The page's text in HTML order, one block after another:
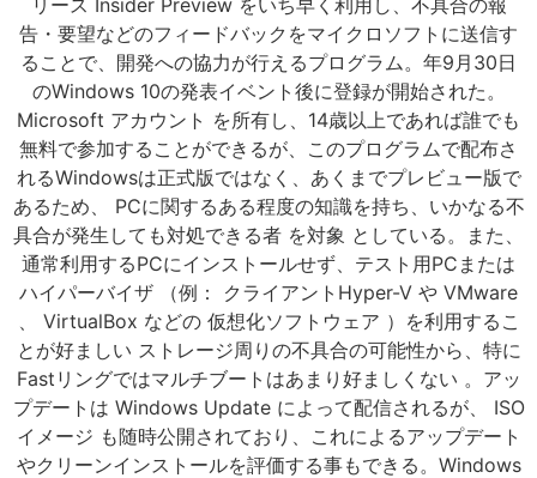
告・要望などのフィードバックをマイクロソフトに送信す
ることで、開発への協力が行えるプログラム。年9月30日
のWindows 10の発表イベント後に登録が開始された。
Microsoft アカウント を所有し、14歳以上であれば誰でも
無料で参加することができるが、このプログラムで配布さ
れるWindowsは正式版ではなく、あくまでプレビュー版で
あるため、 PCに関するある程度の知識を持ち、いかなる不
具合が発生しても対処できる者 を対象 としている。また、
通常利用するPCにインストールせず、テスト用PCまたは
ハイパーバイザ （例： クライアントHyper-V や VMware
、 VirtualBox などの 仮想化ソフトウェア ）を利用するこ
とが好ましい ストレージ周りの不具合の可能性から、特に
Fastリングではマルチブートはあまり好ましくない 。アッ
プデートは Windows Update によって配信されるが、 ISO
イメージ も随時公開されており、これによるアップデート
やクリーンインストールを評価する事もできる。Windows